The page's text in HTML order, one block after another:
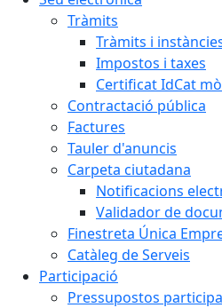
Tràmits
Tràmits i
Impostos i taxes
Certificat IdCat
Contractació pública
Factures
Tauler d'anuncis
Carpeta ciutadana
Notificacions
Validador de
Finestreta Única
Catàleg de Serveis
Participació
Pressupostos